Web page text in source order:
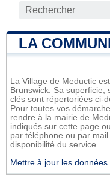
LA
La Village de Meductic
Brunswick. Sa superficie,
clés sont répertoriées ci-
Pour toutes vos
rendre à la mairie de
indiqués sur cette page
par téléphone ou par
disponibilité du service.
Mettre à jour les données